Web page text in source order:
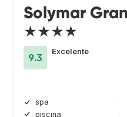
Solymar
★★★★
9.3
Excelente
spa
piscina